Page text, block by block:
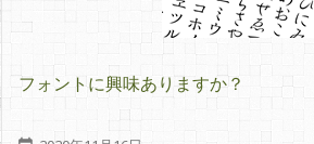
フォントに興味ありますか？